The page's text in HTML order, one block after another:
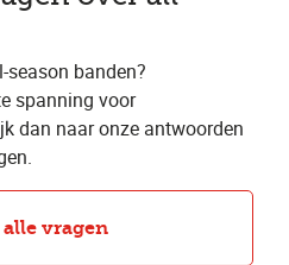
season banden?
spanning voor
dan naar onze antwoorden
vragen